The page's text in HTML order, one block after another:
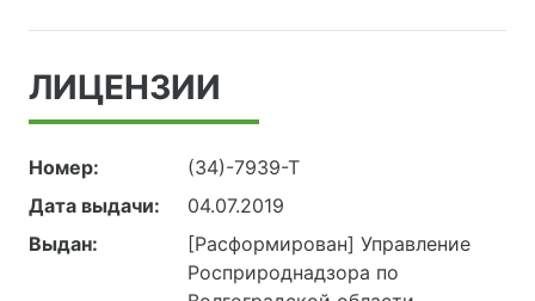
ЛИЦЕНЗИИ
Номер:
(34)-7939-Т
Дата выдачи:
04.07.2019
Выдан:
[Расформирован] Управление
Росприроднадзора по